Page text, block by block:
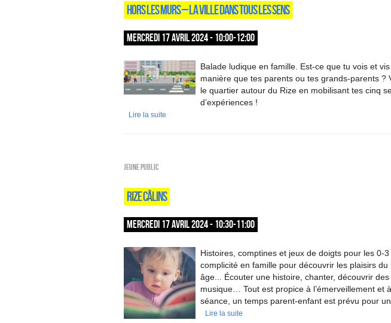
HORS LES MURS – LA VILLE DANS TOUS LES SENS
MERCREDI 17 AVRIL 2024 - 10:00-12:00
Balade ludique en famille. Est-ce que tu vois et
manière que tes parents ou tes grands-parents ?
le quartier autour du Rize en mobilisant tes cinq
d’expériences !
Lire la suite
Jeune public
RIZE CÂLINS
MERCREDI 17 AVRIL 2024 - 10:30-11:00
Histoires, comptines et jeux de doigts pour les 0-
complicité en famille pour découvrir les plaisirs
âge... Écouter une histoire, chanter, découvrir
musique… Tout est propice à l’émerveillement et
séance, un temps parent-enfant est prévu pour
Lire la suite